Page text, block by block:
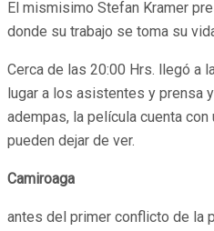
El mismisimo Stefan Kramer
donde su trabajo se toma su
Cerca de las 20:00 Hrs. llegó a
lugar a los asistentes y prensa
adempas, la película cuenta
pueden dejar de ver.
Camiroaga
antes del primer conflicto de la